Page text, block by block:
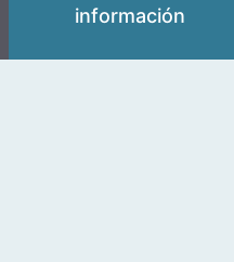
información